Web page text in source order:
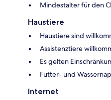
Mindestalter für den
Haustiere
Haustiere sind
Assistenztiere
Es gelten
Futter- und
Internet